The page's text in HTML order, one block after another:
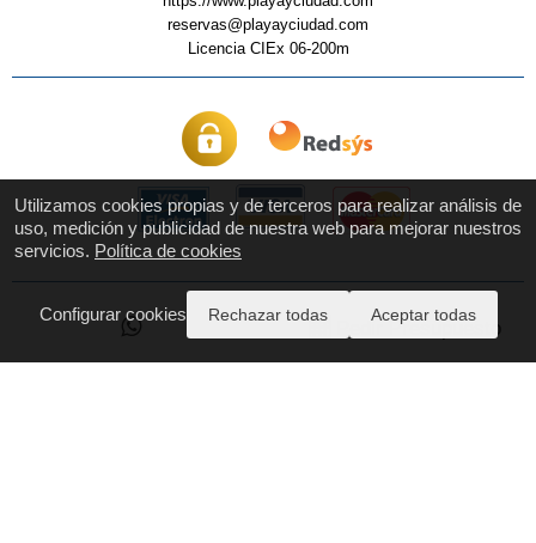
Pedir Presupuesto
Utilizamos cookies propias y de terceros para realizar análisis de
uso, medición y publicidad de nuestra web para mejorar nuestros
servicios. Política de cookies
Configurar cookies Rechazar todas Aceptar todas
reservas@playayciudad.com
Licencia CIEx 06-200m
Pago Seguro
Quiénes Somos